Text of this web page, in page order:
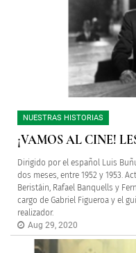
NUESTRAS HISTORIAS
¡VAMOS AL CINE!
Dirigido por el español Luis
dos meses, entre 1952 y 1953.
Beristáin, Rafael Banquells y
cargo de Gabriel Figueroa y el
realizador.
Aug 29, 2020